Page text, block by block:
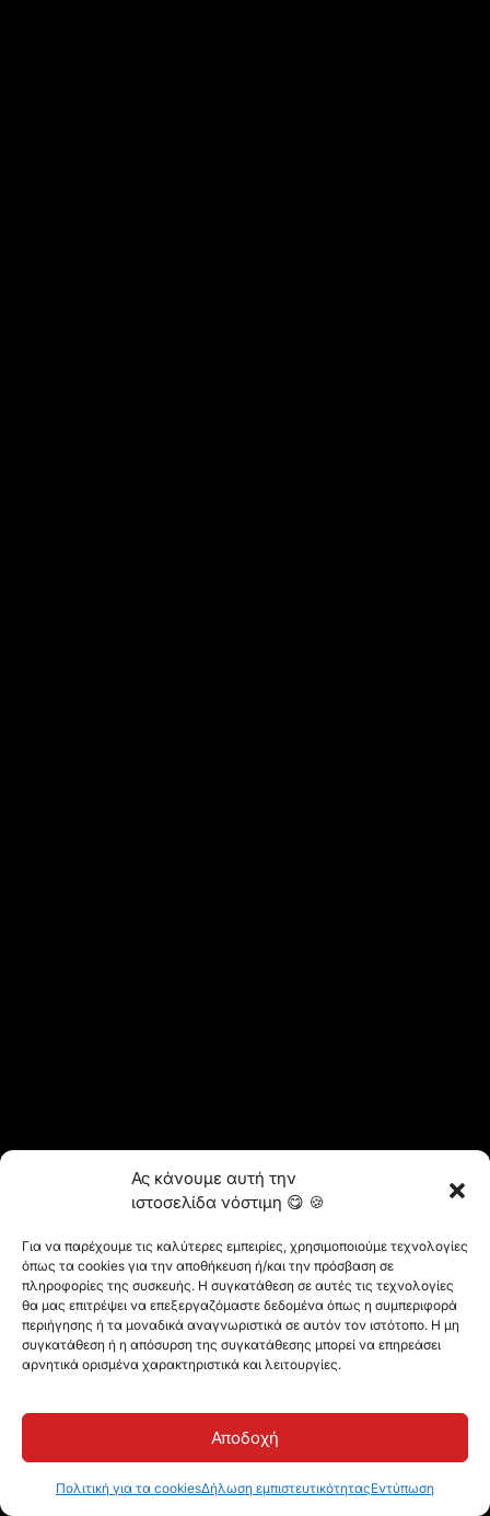
Ας κάνουμε αυτή την
ιστοσελίδα νόστιμη 😋 🍪
Για να παρέχουμε τις καλύτερες εμπειρίες, χρησιμοποιούμε τεχνολογίες
όπως τα cookies για την αποθήκευση ή/και την πρόσβαση σε
πληροφορίες της συσκευής. Η συγκατάθεση σε αυτές τις τεχνολογίες
θα μας επιτρέψει να επεξεργαζόμαστε δεδομένα όπως η συμπεριφορά
περιήγησης ή τα μοναδικά αναγνωριστικά σε αυτόν τον ιστότοπο. Η μη
συγκατάθεση ή η απόσυρση της συγκατάθεσης μπορεί να επηρεάσει
αρνητικά ορισμένα χαρακτηριστικά και λειτουργίες.
Αποδοχή
Πολιτική για τα cookiesΔήλωση εμπιστευτικότηταςΕντύπωση